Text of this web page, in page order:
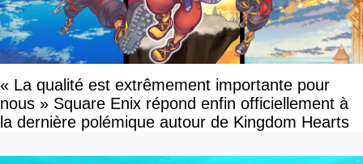
« La qualité est extrêmement importante pour
nous » Square Enix répond enfin officiellement à
la dernière polémique autour de Kingdom Hearts